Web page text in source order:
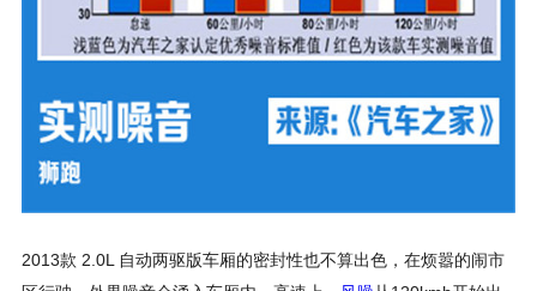
2013款 2.0L 自动两驱版车厢的密封性也不算出色，在烦嚣的闹市